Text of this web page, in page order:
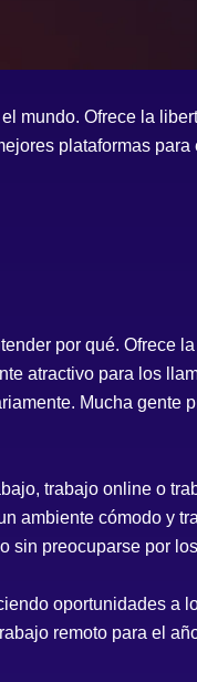
mundo. Ofrece la
plataformas
por qué. Ofrece
atractivo para los
Mucha gente
trabajo online o
ambiente cómodo y
sin preocuparse por
oportunidades a
remoto para el